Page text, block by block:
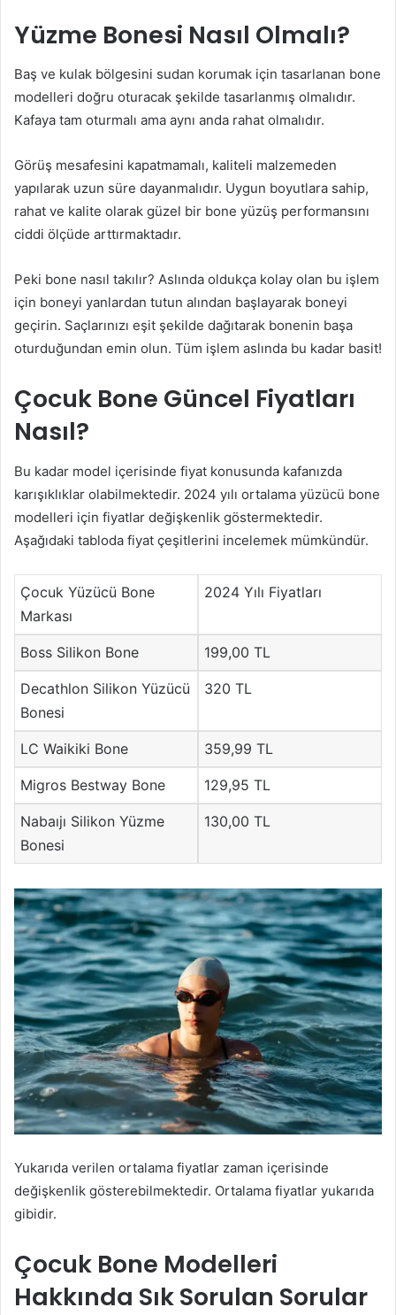
Yüzme Bonesi Nasıl Olmalı?
Baş ve kulak bölgesini sudan korumak için tasarlanan bone
modelleri doğru oturacak şekilde tasarlanmış olmalıdır.
Kafaya tam oturmalı ama aynı anda rahat olmalıdır.
Görüş mesafesini kapatmamalı, kaliteli malzemeden
yapılarak uzun süre dayanmalıdır. Uygun boyutlara sahip,
rahat ve kalite olarak güzel bir bone yüzüş performansını
ciddi ölçüde arttırmaktadır.
Peki bone nasıl takılır? Aslında oldukça kolay olan bu işlem
için boneyi yanlardan tutun alından başlayarak boneyi
geçirin. Saçlarınızı eşit şekilde dağıtarak bonenin başa
oturduğundan emin olun. Tüm işlem aslında bu kadar basit!
Çocuk Bone Güncel Fiyatları
Nasıl?
Bu kadar model içerisinde fiyat konusunda kafanızda
karışıklıklar olabilmektedir. 2024 yılı ortalama yüzücü bone
modelleri için fiyatlar değişkenlik göstermektedir.
Aşağıdaki tabloda fiyat çeşitlerini incelemek mümkündür.
Çocuk Yüzücü Bone
Markası
2024 Yılı Fiyatları
Boss Silikon Bone 199,00 TL
Decathlon Silikon Yüzücü
Bonesi
320 TL
LC Waikiki Bone 359,99 TL
Migros Bestway Bone 129,95 TL
Nabaıjı Silikon Yüzme
Bonesi
130,00 TL
Yukarıda verilen ortalama fiyatlar zaman içerisinde
değişkenlik gösterebilmektedir. Ortalama fiyatlar yukarıda
gibidir.
Çocuk Bone Modelleri
Hakkında Sık Sorulan Sorular